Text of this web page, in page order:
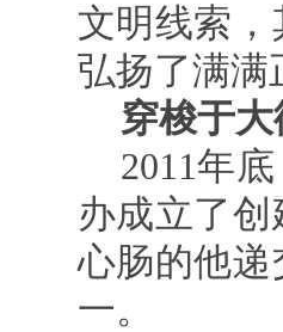
文明线索
弘扬了满满
穿梭于
2011年
办成立了
心肠的他
一。